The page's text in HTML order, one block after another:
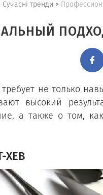
Сучасні тренди >
не только
высокий
а также о том,
ХЕВ